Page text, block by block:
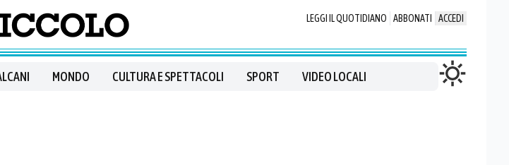
LEGGI IL QUOTIDIANO ABBONATI ACCEDI
MONDO CULTURA E SPETTACOLI SPORT VIDEO LOCALI